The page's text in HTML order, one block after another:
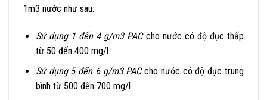
1m3 nước như sau:
Sử dụng 1 đến 4 g/m3 PACcho nước có độ đục thấp
từ 50 đến 400 mg/l
Sử dụng 5 đến 6 g/m3 PACcho nước có độ đục trung
bình từ 500 đến 700 mg/l